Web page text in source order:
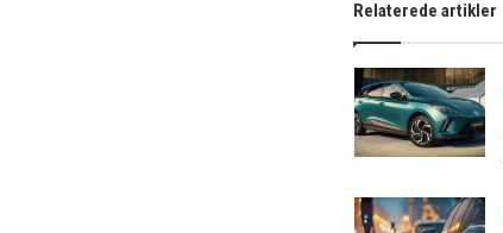
Relaterede artikler